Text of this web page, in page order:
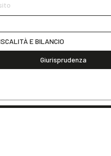
E BILANCIO
Giurisprudenza